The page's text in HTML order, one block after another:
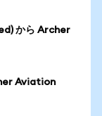
から Archer
Aviation